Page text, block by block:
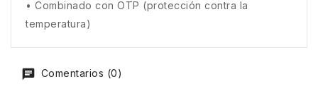
• Combinado con OTP (protección contra la
temperatura)
Comentarios (0)